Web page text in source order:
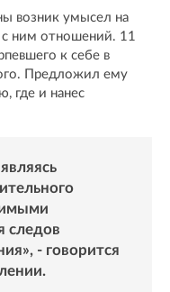
возник умысел на
с ним отношений. 11
к себе в
Предложил ему
где и нанес
следов
- говорится